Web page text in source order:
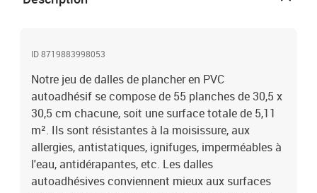
de boisMatériau : PVCDimensions (chaque planche) : 30,5 x 30,5
2, DIN 51130, ISO 24345, ISO 24343, etc.Résistance à la
l'eau, etc.Isolation thermique et insonorisationModèle résistant à
l'usure et antidérapantFacile à entretenir et à installerArticle idéal
pour toutes sortes de surfaces solides et uniformesL'assemblage
est requisLa livraison contient :55 x dalle de plancher
ID 8719883998053
Notre jeu de dalles de plancher en PVC
autoadhésif se compose de 55 planches de 30,5 x
30,5 cm chacune, soit une surface totale de 5,11
m². Ils sont résistantes à la moisissure, aux
allergies, antistatiques, ignifuges, imperméables à
l'eau, antidérapantes, etc. Les dalles
autoadhésives conviennent mieux aux surfaces